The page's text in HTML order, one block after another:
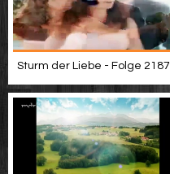
Sturm der Liebe - Folge 2187